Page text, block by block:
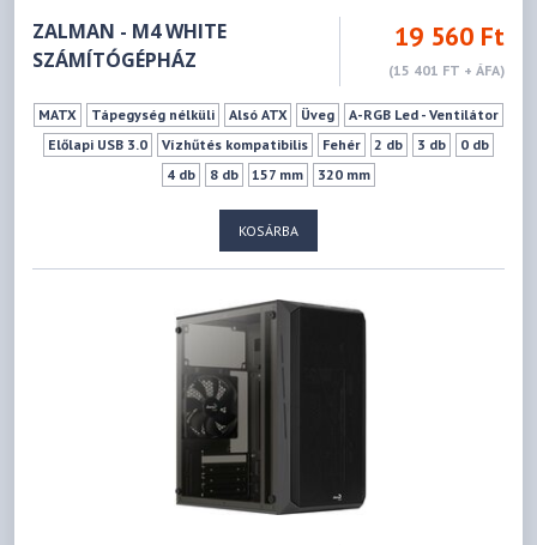
ZALMAN - M4 WHITE
SZÁMÍTÓGÉPHÁZ
19 560 Ft
(15 401 FT + ÁFA)
MATX Tápegység nélküli Alsó ATX Üveg
A-RGB Led - Ventilátor
Előlapi USB 3.0
Vízhűtés kompatibilis Fehér 2 db 3 db
0 db
4 db
8 db 157 mm 320 mm
KOSÁRBA